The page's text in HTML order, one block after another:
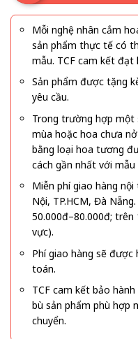
Mỗi nghệ nhân cắm
sản phẩm thực tế có
mẫu. TCF cam kết đạt
Sản phẩm được tặng
yêu cầu.
Trong trường hợp một
mùa hoặc hoa chưa
bằng loại hoa tương
cách gần nhất với mẫu
Miễn phí giao hàng
Nội, TP.HCM, Đà
50.000đ–80.000đ; trên
vực).
Phí giao hàng sẽ
toán.
TCF cam kết bảo
bù sản phẩm phù hợp
chuyển.